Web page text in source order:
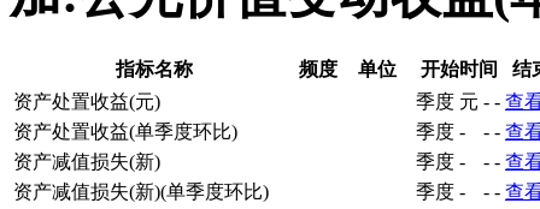
指标名称 频度 单位 开始时间
结
资产处置收益(元)
季度 元 - - 查
资产处置收益(单季度环比)
季度 - - - 查
资产减值损失(新)
季度 - - - 查
资产减值损失(新)(单季度环比)
季度 - - - 查